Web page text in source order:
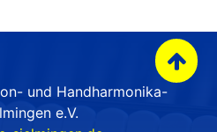
und Handharmonika-
e.V.